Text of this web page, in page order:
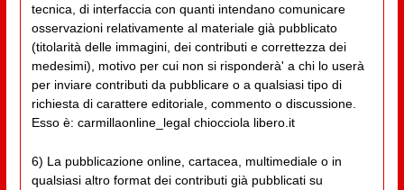
tecnica, di interfaccia con quanti intendano comunicare
osservazioni relativamente al materiale già pubblicato
(titolarità delle immagini, dei contributi e correttezza dei
medesimi), motivo per cui non si risponderà' a chi lo userà
per inviare contributi da pubblicare o a qualsiasi tipo di
richiesta di carattere editoriale, commento o discussione.
Esso è: carmillaonline_legal chiocciola libero.it
6) La pubblicazione online, cartacea, multimediale o in
qualsiasi altro format dei contributi già pubblicati su